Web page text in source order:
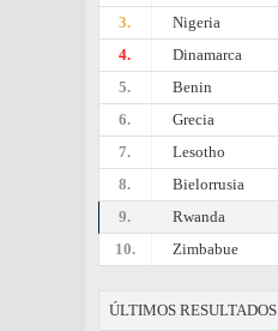
3.
Nigeria
4.
Dinamarca
5.
Benin
6.
Grecia
7.
Lesotho
8.
Bielorrusia
9.
Rwanda
10.
Zimbabue
ÚLTIMOS RESULTADOS